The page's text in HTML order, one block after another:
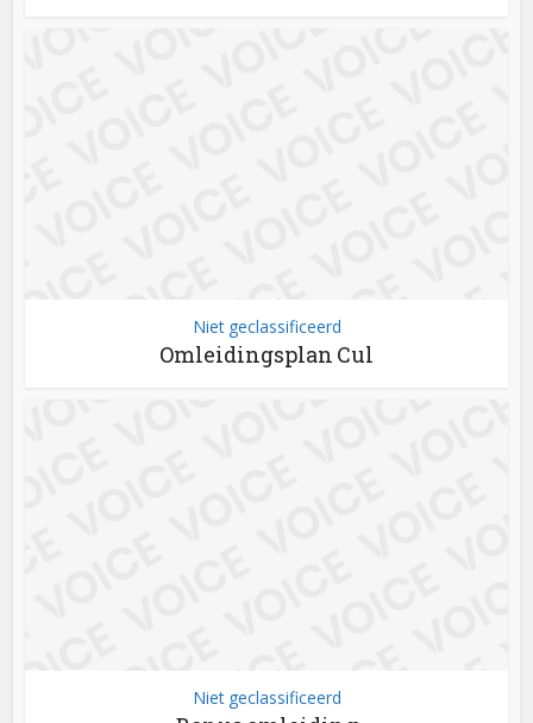
Niet geclassificeerd
Omleidingsplan Cul
Niet geclassificeerd